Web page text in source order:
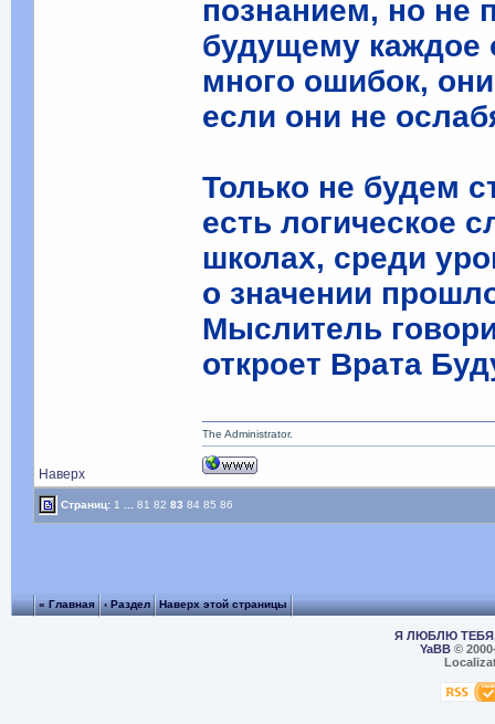
познанием, но не
будущему каждое
много ошибок,
если они не
Только не будем
есть логическое
школах, среди
о значении
Мыслитель
откроет Врата
Наверх
The Administrator.
Страниц: 1 81 82 83 84 85 86
« Главная ‹ Раздел Наверх этой страницы
Я ЛЮБЛЮ
YaBB©